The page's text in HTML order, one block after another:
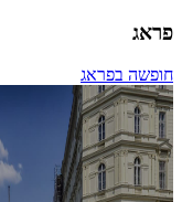
פראג
חופשה בפראג